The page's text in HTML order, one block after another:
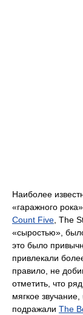
Наиболее
«гаражного
Count Five, The
«сыростью»,
это было
привлекали
правило, не
отметить, что
мягкое
подражали The